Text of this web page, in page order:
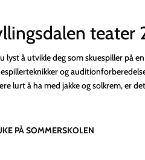
teater
lyst å utvikle deg som skuespiller på
og
lurt å ha med jakke og solkrem, er
PÅ SOMMERSKOLEN